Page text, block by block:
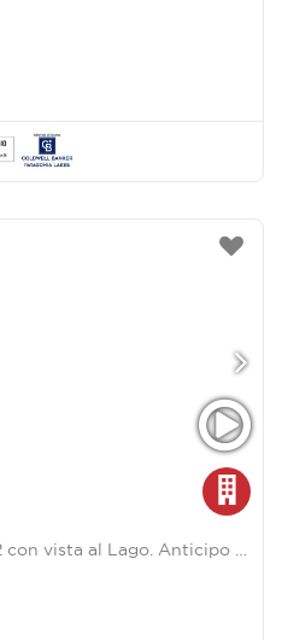
Departamento 2 amb 63m2 con vista al Lago. Anticipo 50% y cuotas fijas